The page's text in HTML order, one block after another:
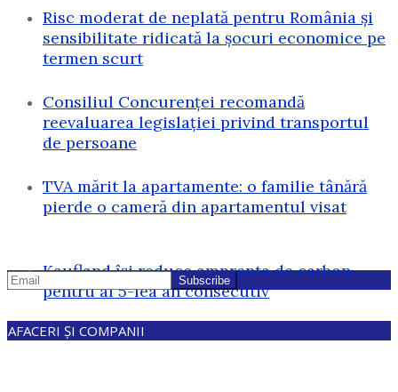
Risc moderat de neplată pentru România și
sensibilitate ridicată la șocuri economice pe
termen scurt
Consiliul Concurenței recomandă
reevaluarea legislației privind transportul
de persoane
TVA mărit la apartamente: o familie tânără
pierde o cameră din apartamentul visat
Kaufland își reduce amprenta de carbon
pentru al 5-lea an consecutiv
AFACERI ȘI COMPANII